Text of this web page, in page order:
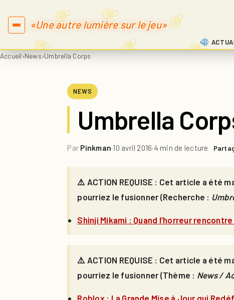
«Une autre lumière sur le jeu»
Accueil›News›Umbrella Corps
NEWS
Umbrella
Par Pinkman·10 avril 2016·4 min de lecture
⚠️ ACTION REQUISE : Cet article a été
pourriez le fusionner (Recherche :
Shinji Mikami : Quand l’horreur rencontre
⚠️ ACTION REQUISE : Cet article a été
pourriez le fusionner (Thème : News /
Roblox : La Grande Mise à Jour qui